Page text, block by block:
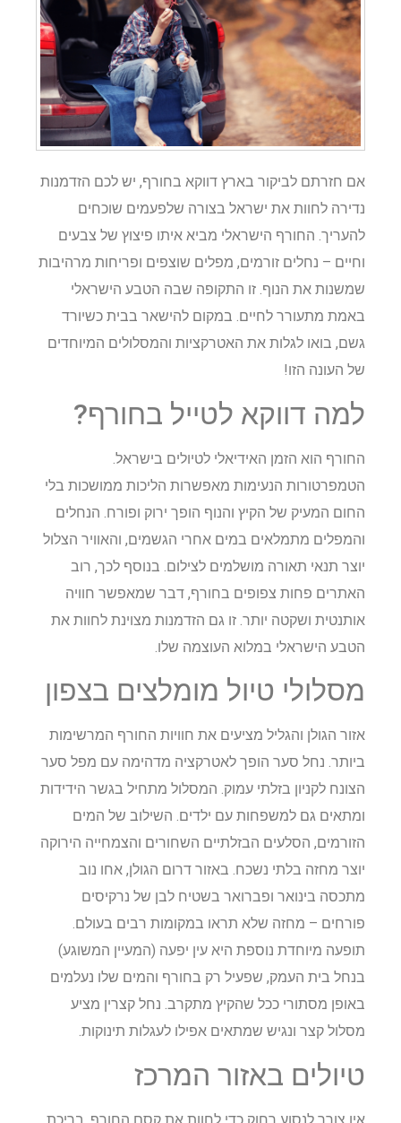
אם חזרתם לביקור בארץ דווקא בחורף, יש לכם הזדמנות
נדירה לחוות את ישראל בצורה שלפעמים שוכחים
להעריך. החורף הישראלי מביא איתו פיצוץ של צבעים
וחיים – נחלים זורמים, מפלים שוצפים ופריחות מרהיבות
שמשנות את הנוף. זו התקופה שבה הטבע הישראלי
באמת מתעורר לחיים. במקום להישאר בבית כשיורד
גשם, בואו לגלות את האטרקציות והמסלולים המיוחדים
של העונה הזו!
למה דווקא לטייל בחורף?
החורף הוא הזמן האידיאלי לטיולים בישראל.
הטמפרטורות הנעימות מאפשרות הליכות ממושכות בלי
החום המעיק של הקיץ והנוף הופך ירוק ופורח. הנחלים
והמפלים מתמלאים במים אחרי הגשמים, והאוויר הצלול
יוצר תנאי תאורה מושלמים לצילום. בנוסף לכך, רוב
האתרים פחות צפופים בחורף, דבר שמאפשר חוויה
אותנטית ושקטה יותר. זו גם הזדמנות מצוינת לחוות את
הטבע הישראלי במלוא העוצמה שלו.
מסלולי טיול מומלצים בצפון
אזור הגולן והגליל מציעים את חוויות החורף המרשימות
ביותר. נחל סער הופך לאטרקציה מדהימה עם מפל סער
הצונח לקניון בזלתי עמוק. המסלול מתחיל בגשר הידידות
ומתאים גם למשפחות עם ילדים. השילוב של המים
הזורמים, הסלעים הבזלתיים השחורים והצמחייה הירוקה
יוצר מחזה בלתי נשכח. באזור דרום הגולן, אחו נוב
מתכסה בינואר ופברואר בשטיח לבן של נרקיסים
פורחים – מחזה שלא תראו במקומות רבים בעולם.
תופעה מיוחדת נוספת היא עין יפעה (המעיין המשוגע)
בנחל בית העמק, שפעיל רק בחורף והמים שלו נעלמים
באופן מסתורי ככל שהקיץ מתקרב. נחל קצרין מציע
מסלול קצר ונגיש שמתאים אפילו לעגלות תינוקות.
טיולים באזור המרכז
אין צורך לנסוע רחוק כדי לחוות את קסם החורף. בריכת